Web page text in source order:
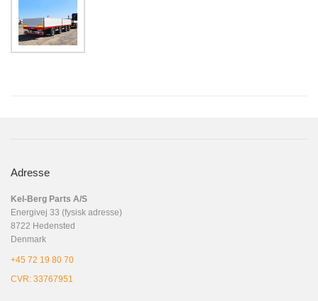
Adresse
Kel-Berg Parts A/S
Energivej 33 (fysisk adresse)
8722 Hedensted
Denmark
+45 72 19 80 70
CVR: 33767951